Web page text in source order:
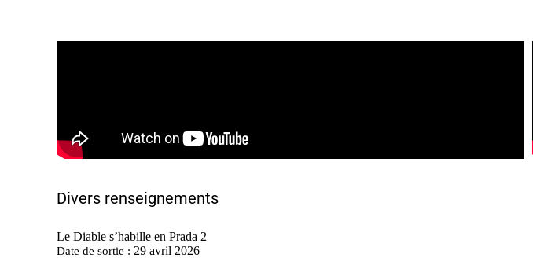
Divers renseignements
Le Diable s’habille en Prada 2
Date de sortie : 29 avril 2026